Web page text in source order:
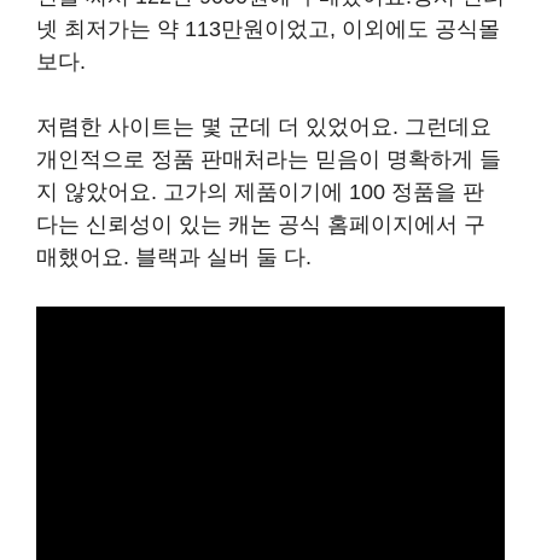
넷 최저가는 약 113만원이었고, 이외에도 공식몰
보다.
저렴한 사이트는 몇 군데 더 있었어요. 그런데요
개인적으로 정품 판매처라는 믿음이 명확하게 들
지 않았어요. 고가의 제품이기에 100 정품을 판
다는 신뢰성이 있는 캐논 공식 홈페이지에서 구
매했어요. 블랙과 실버 둘 다.